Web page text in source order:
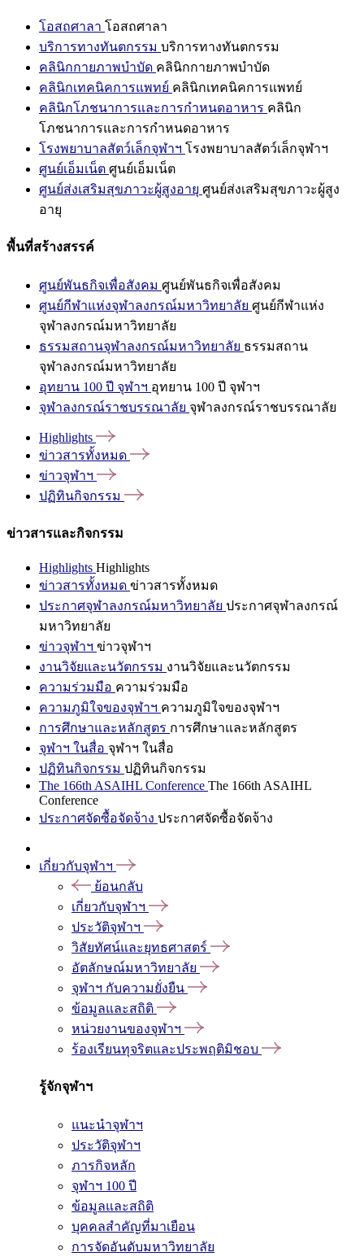
โอสถศาลา โอสถศาลา
บริการทางทันตกรรม บริการทางทันตกรรม
คลินิกกายภาพบำบัด คลินิกกายภาพบำบัด
คลินิกเทคนิคการแพทย์ คลินิกเทคนิคการแพทย์
คลินิกโภชนาการและการกำหนดอาหาร คลินิก
โภชนาการและการกำหนดอาหาร
โรงพยาบาลสัตว์เล็กจุฬาฯ โรงพยาบาลสัตว์เล็กจุฬาฯ
ศูนย์เอ็มเน็ต ศูนย์เอ็มเน็ต
ศูนย์ส่งเสริมสุขภาวะผู้สูงอายุ ศูนย์ส่งเสริมสุขภาวะผู้สูง
อายุ
พื้นที่สร้างสรรค์
ศูนย์พันธกิจเพื่อสังคม ศูนย์พันธกิจเพื่อสังคม
ศูนย์กีฬาแห่งจุฬาลงกรณ์มหาวิทยาลัย ศูนย์กีฬาแห่ง
จุฬาลงกรณ์มหาวิทยาลัย
ธรรมสถานจุฬาลงกรณ์มหาวิทยาลัย ธรรมสถาน
จุฬาลงกรณ์มหาวิทยาลัย
อุทยาน 100 ปี จุฬาฯ อุทยาน 100 ปี จุฬาฯ
จุฬาลงกรณ์ราชบรรณาลัย จุฬาลงกรณ์ราชบรรณาลัย
Highlights
ข่าวสารทั้งหมด
ข่าวจุฬาฯ
ปฏิทินกิจกรรม
ข่าวสารและกิจกรรม
Highlights Highlights
ข่าวสารทั้งหมด ข่าวสารทั้งหมด
ประกาศจุฬาลงกรณ์มหาวิทยาลัย ประกาศจุฬาลงกรณ์
มหาวิทยาลัย
ข่าวจุฬาฯ ข่าวจุฬาฯ
งานวิจัยและนวัตกรรม งานวิจัยและนวัตกรรม
ความร่วมมือ ความร่วมมือ
ความภูมิใจของจุฬาฯ ความภูมิใจของจุฬาฯ
การศึกษาและหลักสูตร การศึกษาและหลักสูตร
จุฬาฯ ในสื่อ จุฬาฯ ในสื่อ
ปฏิทินกิจกรรม ปฏิทินกิจกรรม
The 166th ASAIHL Conference The 166th ASAIHL
Conference
ประกาศจัดซื้อจัดจ้าง ประกาศจัดซื้อจัดจ้าง
เกี่ยวกับจุฬาฯ
ย้อนกลับ
เกี่ยวกับจุฬาฯ
ประวัติจุฬาฯ
วิสัยทัศน์และยุทธศาสตร์
อัตลักษณ์มหาวิทยาลัย
จุฬาฯ กับความยั่งยืน
ข้อมูลและสถิติ
หน่วยงานของจุฬาฯ
ร้องเรียนทุจริตและประพฤติมิชอบ
รู้จักจุฬาฯ
แนะนำจุฬาฯ
ประวัติจุฬาฯ
ภารกิจหลัก
จุฬาฯ 100 ปี
ข้อมูลและสถิติ
บุคคลสำคัญที่มาเยือน
การจัดอันดับมหาวิทยาลัย